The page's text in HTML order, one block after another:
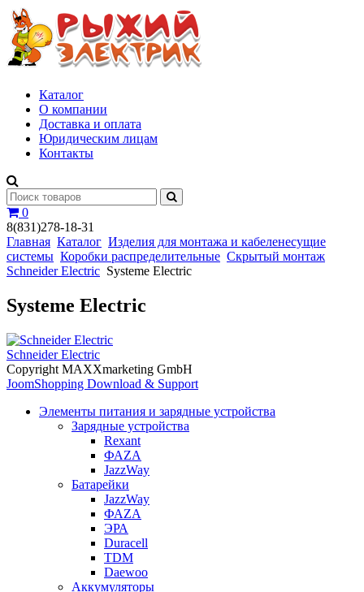
Каталог
О компании
Доставка и оплата
Юридическим лицам
Контакты
0
8(831)278-18-31
Главная Каталог Изделия для монтажа и кабеленесущие
системы Коробки распределительные Скрытый монтаж
Schneider Electric Systeme Electric
Systeme Electric
Schneider Electric
Copyright MAXXmarketing GmbH
JoomShopping Download & Support
Элементы питания и зарядные устройства
Зарядные устройства
Rexant
ФАZА
JazzWay
Батарейки
JazzWay
ФАZА
ЭРА
Duracell
TDM
Daewoo
Аккумуляторы